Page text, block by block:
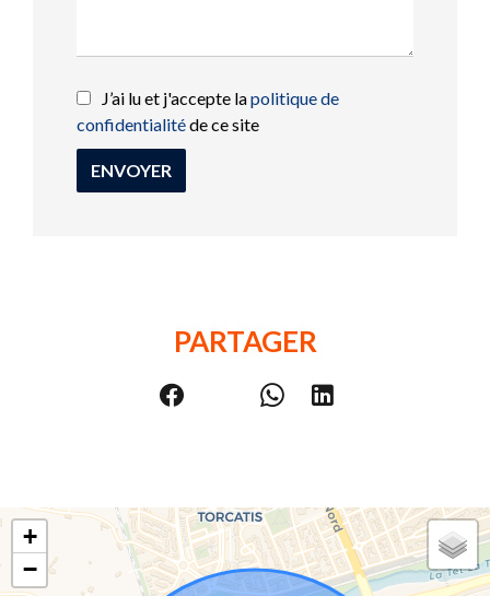
J’ai lu et j'accepte lapolitique de
confidentialitéde ce site
ENVOYER
PARTAGER
+
−